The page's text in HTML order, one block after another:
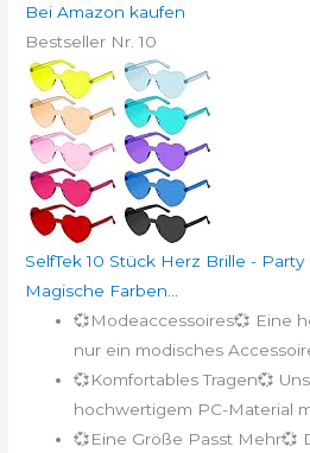
Bei Amazon kaufen
Bestseller Nr. 10
SelfTek 10 Stück Herz Brille -
Magische Farben...
💞Modeaccessoires💞 Eine
nur ein modisches
💞Komfortables Tragen💞
hochwertigem PC-Material
💞Eine Größe Passt Mehr💞